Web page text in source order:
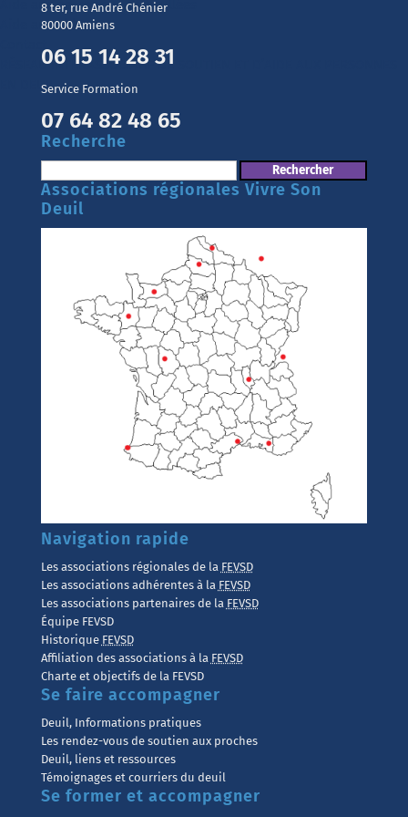
Aide aux personnes endeuillées
Aide aux aidants
RÉSEAU INTERASSOCIATIF DE SOUTIEN ET D’AIDE AUX PERSONNES
EN DEUIL
8 ter, rue André Chénier
80000 Amiens
06 15 14 28 31
Service Formation
07 64 82 48 65
Recherche
Associations régionales Vivre Son
Deuil
Navigation rapide
Les associations régionales de la FEVSD
Les associations adhérentes à la FEVSD
Les associations partenaires de la FEVSD
Équipe FEVSD
Historique FEVSD
Affiliation des associations à la FEVSD
Charte et objectifs de la FEVSD
Se faire accompagner
Deuil, Informations pratiques
Les rendez-vous de soutien aux proches
Deuil, liens et ressources
Témoignages et courriers du deuil
Se former et accompagner